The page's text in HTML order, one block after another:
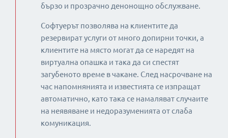
бързо и прозрачно денонощно обслужване.
Софтуерът позволява на клиентите да
резервират услуги от много допирни точки, а
клиентите на място могат да се наредят на
виртуална опашка и така да си спестят
загубеното време в чакане. След насрочване на
час напомнянията и известията се изпращат
автоматично, като така се намаляват случаите
на неявяване и недоразуменията от слаба
комуникация.